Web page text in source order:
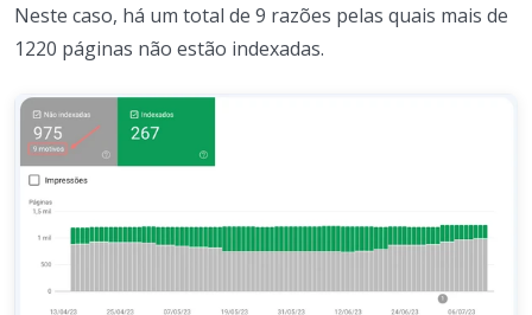
Neste caso, há um total de 9 razões pelas quais mais de
1220 páginas não estão indexadas.